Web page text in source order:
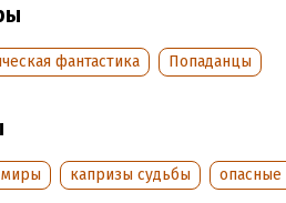
информация
2024
4 декабря 2020
фантастика Попаданцы
капризы судьбы